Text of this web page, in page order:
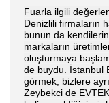
Fuarla ilgili
Denizlili firmaların
bunun da
markaların
oluşturmaya
de buydu. İstanbul
görmek, bizlere
Zeybekci de